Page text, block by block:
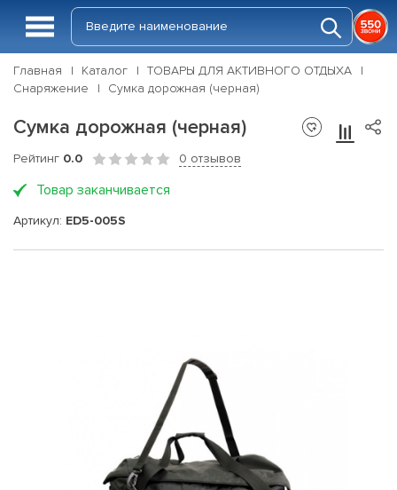
Главная Каталог
ТОВАРЫ ДЛЯ АКТИВНОГО ОТДЫХА
Снаряжение
Сумка дорожная (черная)
Сумка дорожная (черная)
Рейтинг 0.0 0 отзывов
Товар заканчивается
Артикул: ED5-005S